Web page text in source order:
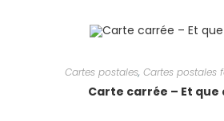
Cartes postales, Cartes postales
Carte carrée – Et que